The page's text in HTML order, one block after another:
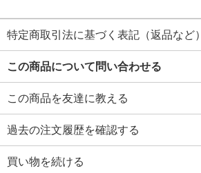
特定商取引法に基づく表記（返品など）
この商品について問い合わせる
この商品を友達に教える
過去の注文履歴を確認する
買い物を続ける